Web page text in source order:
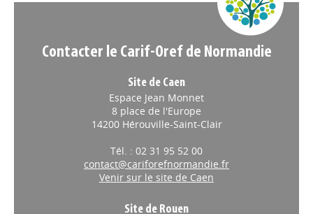
Site de Caen
Espace Jean Monnet
8 place de l'Europe
Tél. : 02 31 95 52 00
contact@cariforefnormandie.fr